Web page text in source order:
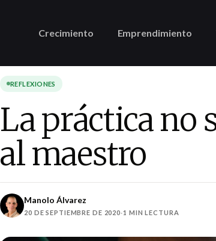
Crecimiento Emprendimiento
REFLEXIONES
La práctica no
al maestro
Manolo Álvarez
20 DE SEPTIEMBRE DE 2020·1 MIN LECTURA